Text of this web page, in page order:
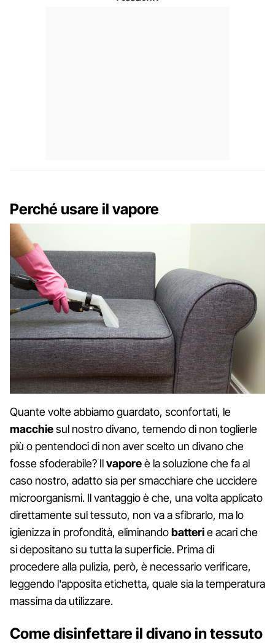
Perché usare il vapore
Quante volte abbiamo guardato, sconfortati, le
macchiesul nostro divano, temendo di non toglierle
più o pentendoci di non aver scelto un divano che
fosse sfoderabile? Ilvaporeè la soluzione che fa al
caso nostro, adatto sia per smacchiare che uccidere
microorganismi. Il vantaggio è che, una volta applicato
direttamente sul tessuto, non va a sfibrarlo, ma lo
igienizza in profondità, eliminandobatterie acari che
si depositano su tutta la superficie. Prima di
procedere alla pulizia, però, è necessario verificare,
leggendo l'apposita etichetta, quale sia la temperatura
massima da utilizzare.
Come disinfettare il divano in tessuto